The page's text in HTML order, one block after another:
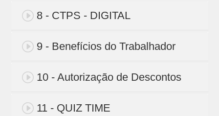
8 - CTPS - DIGITAL
9 - Benefícios do Trabalhador
10 - Autorização de Descontos
11 - QUIZ TIME